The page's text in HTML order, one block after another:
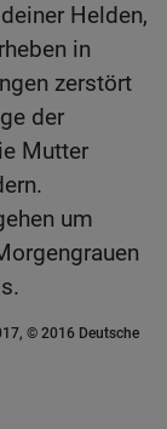
Helden,
in
zerstört
der
Mutter
um
© 2016 Deutsche